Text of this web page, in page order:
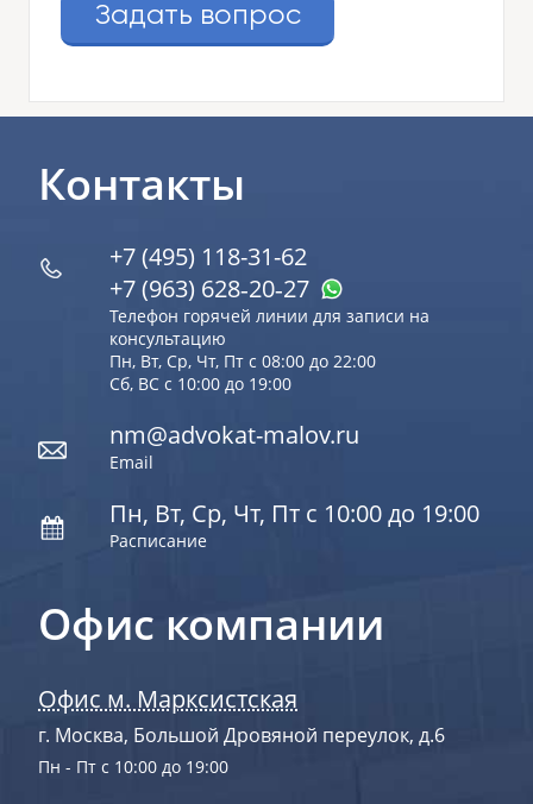
Задать вопрос
Офис компании
Офис м. Марксистская
г. Москва, Большой Дровяной переулок, д.6
Пн - Пт с 10:00 до 19:00
Контакты
+7 (495) 118-31-62
+7 (963) 628‑20‑27
Телефон горячей линии для записи на
консультацию
Пн, Вт, Ср, Чт, Пт с 08:00 до 22:00
Сб, ВС с 10:00 до 19:00
nm@advokat-malov.ru
Email
Пн, Вт, Ср, Чт, Пт с 10:00 до 19:00
Расписание